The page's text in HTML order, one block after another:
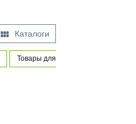
 Каталоги
Товары для новорожденных и